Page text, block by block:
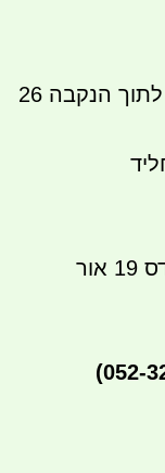
אורך הזכר בקטע של כניסת הזכר לתוך הנקבה 26
ניתן לבצע איסוף עצמי - רחוב ההדס 19 אור
(052-